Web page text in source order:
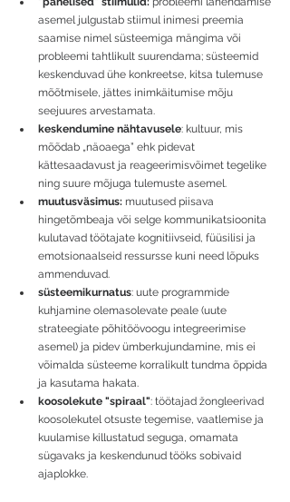
asemel julgustab stiimul inimesi preemia
saamise nimel süsteemiga mängima või
probleemi tahtlikult suurendama; süsteemid
keskenduvad ühe konkreetse, kitsa tulemuse
mõõtmisele, jättes inimkäitumise mõju
seejuures arvestamata.
keskendumine nähtavusele: kultuur, mis
mõõdab „näoaega” ehk pidevat
kättesaadavust ja reageerimisvõimet tegelike
ning suure mõjuga tulemuste asemel.
muutusväsimus: muutused piisava
hingetõmbeaja või selge kommunikatsioonita
kulutavad töötajate kognitiivseid, füüsilisi ja
emotsionaalseid ressursse kuni need lõpuks
ammenduvad.
süsteemikurnatus: uute programmide
kuhjamine olemasolevate peale (uute
strateegiate põhitöövoogu integreerimise
asemel) ja pidev ümberkujundamine, mis ei
võimalda süsteeme korralikult tundma õppida
ja kasutama hakata.
koosolekute "spiraal": töötajad žongleerivad
koosolekutel otsuste tegemise, vaatlemise ja
kuulamise killustatud seguga, omamata
sügavaks ja keskendunud tööks sobivaid
ajaplokke.